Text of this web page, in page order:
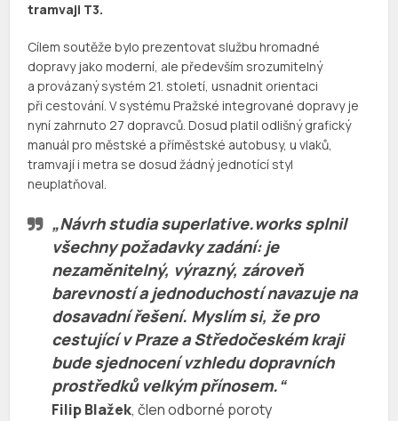
tramvaji T3.
Cílem soutěže bylo prezentovat službu hromadné
dopravy jako moderní, ale především srozumitelný
a provázaný systém 21. století, usnadnit orientaci
při cestování. V systému Pražské integrované dopravy je
nyní zahrnuto 27 dopravců. Dosud platil odlišný grafický
manuál pro městské a příměstské autobusy, u vlaků,
tramvají i metra se dosud žádný jednotící styl
neuplatňoval.
„Návrh studia superlative.works splnil
všechny požadavky zadání: je
nezaměnitelný, výrazný, zároveň
barevností a jednoduchostí navazuje na
dosavadní řešení. Myslím si, že pro
cestující v Praze a Středočeském kraji
bude sjednocení vzhledu dopravních
prostředků velkým přínosem.“
Filip Blažek, člen odborné poroty